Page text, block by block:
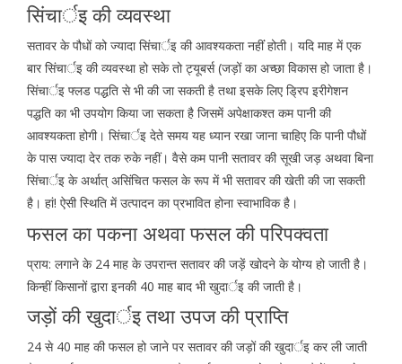
सिंचार्इ की व्यवस्था
सतावर के पौधों को ज्यादा सिंचार्इ की आवश्यकता नहींं होती। यदि माह में एक
बार सिंचार्इ की व्यवस्था हो सके तो ट्यूबर्स (जड़ों का अच्छा विकास हो जाता है।
सिंचार्इ फ्लड पद्धति से भी की जा सकती है तथा इसके लिए ड्रिप इरीगेशन
पद्धति का भी उपयोग किया जा सकता है जिसमें अपेक्षाकश्त कम पानी की
आवश्यकता होगी। सिंचार्इ देते समय यह ध्यान रखा जाना चाहिए कि पानी पौधों
के पास ज्यादा देर तक रुके नहीं। वैसे कम पानी सतावर की सूखी जड़ अथवा बिना
सिंचार्इ के अर्थात् असिंचित फसल के रूप में भी सतावर की खेती की जा सकती
है। हां! ऐसी स्थिति में उत्पादन का प्रभावित होना स्वाभाविक है।
फसल का पकना अथवा फसल की परिपक्वता
प्राय: लगाने के 24 माह के उपरान्त सतावर की जड़ें खोदने के योग्य हो जाती है।
किन्हीं किसानों द्वारा इनकी 40 माह बाद भी खुदार्इ की जाती है।
जड़ों की खुदार्इ तथा उपज की प्राप्ति
24 से 40 माह की फसल हो जाने पर सतावर की जड़ों की खुदार्इ कर ली जाती